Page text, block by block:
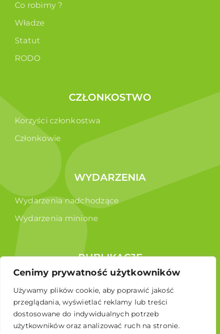
Cenimy prywatność użytkowników
Używamy plików cookie, aby poprawić jakość
przeglądania, wyświetlać reklamy lub treści
dostosowane do indywidualnych potrzeb
użytkowników oraz analizować ruch na stronie.
Co robimy ?
Władze
Statut
RODO
CZŁONKOSTWO
Korzyści członkostwa
Członkowie
WYDARZENIA
Wydarzenia nadchodzące
Wydarzenia minione
PUBLIKACJE
Broszura edukacyjna